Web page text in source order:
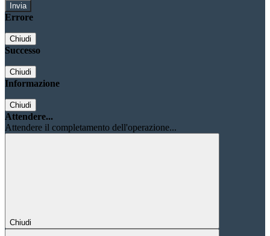
Errore
Chiudi
Successo
Chiudi
Informazione
Chiudi
Attendere...
Attendere il completamento dell'operazione...
Chiudi